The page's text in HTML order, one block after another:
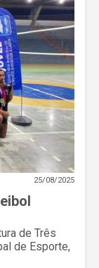
25/08/2025
de Três
de Esporte,